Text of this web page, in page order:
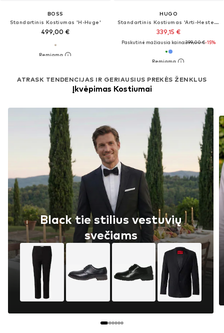
BOSS
Standartinis Kostiumas 'H-Huge'
499,00 €
HUGO
Standartinis Kostiumas 'Arti-Hesten253X'
339,15 €
Paskutinė mažiausia kaina:399,00 €-15%
ATRASK TENDENCIJAS IR GERIAUSIUS PREKĖS ŽENKLUS
Įkvėpimas Kostiumai
Black tie stilius vestuvių
svečiams